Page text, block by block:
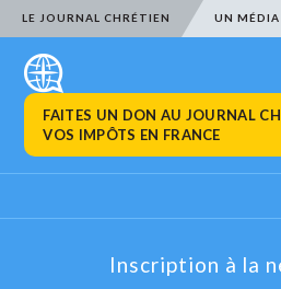
LE JOURNAL CHRÉTIEN UN MÉDIA
FAITES UN DON AU JOURNAL
VOS IMPÔTS EN FRANCE
Inscription à la